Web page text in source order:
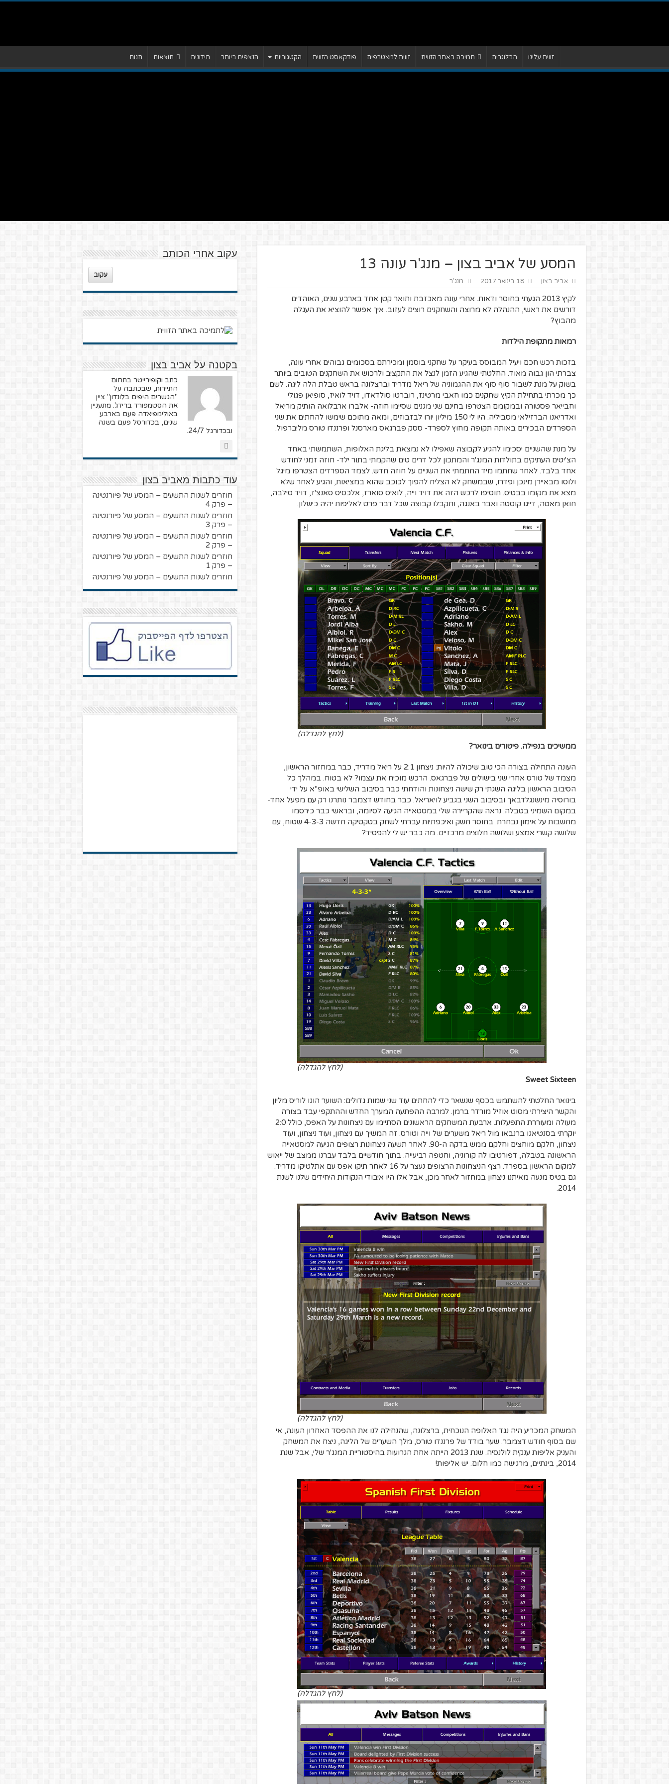
זווית עלינו הבלוגרים תמיכה באתר הזווית זווית למצטרפים פודקאסט הזווית הקטגוריות הנצפים ביותר חידונים תוצאות חנות
המסע של אביב בצון – מנג'ר עונה 13
אביב בצון 18 בינואר 2017 מנג'ר
לקיץ 2013 הגעתי בחוסר ודאות. אחרי עונה מאכזבת ותואר קטן אחד בארבע שנים, האוהדים
דורשים את ראשי, ההנהלה לא מרוצה והשחקנים רוצים לעזוב. איך אפשר להוציא את העגלה
מהבוץ?
רמאות מתקופת הילדות
בזכות רכש חכם ויעיל המבוסס בעיקר על שחקני בוסמן ומכירתם בסכומים גבוהים אחרי עונה,
צברתי הון גבוה מאוד. החלטתי שהגיע הזמן לנצל את התקציב ולרכוש את השחקנים הטובים ביותר
בשוק על מנת לשבור סוף סוף את ההגמוניה של ריאל מדריד וברצלונה בראש טבלת הלה ליגה. לשם
כך מכרתי בתחילת הקיץ שחקנים כמו חאבי מרטינז, רוברטו סולדאדו, דויד לואיז, סופיאן פגולי
וחבייאר פסטורה ובמקומם הצטרפו בחינם שני מגנים שסיימו חוזה- אלברו ארבלואה הותיק מריאל
ואדריאנו הברזילאי מסביליה. היו לי 150 מיליון יורו לבזבוזים, ומאה מתוכם שימשו להחתים את שני
הספרדים הבכירים באותה תקופה מחוץ לספרד- ססק פברגאס מארסנל ופרננדו טורס מליברפול.
על מנת שהשניים יסכימו להגיע לקבוצה שאפילו לא נמצאת בליגת האלופות, השתמשתי באחד
הצ'יטים העתיקים בתולדות המנג'ר והמתכון לכל דרים טים שהקמתי בתור ילד- חוזה זמני לחודש
אחד בלבד. לאחר שחתמו מיד החתמתי את השניים על חוזה חדש. לצמד הספרדים הצטרפו מיגל
ולוסו מבאיירן מינכן ופדרו, שבמשחק לא הצליח להפוך לכוכב שהוא במציאות, והגיע לאחר שלא
מצא את מקומו בבטיס. תוסיפו לרכש הזה את דויד וייה, לואיס סוארז, אלכסיס סאנצ'ז, דויד סילבה,
חואן מאטה, דייגו קוסטה ואבר באנגה, ותקבלו קבוצה שכל דבר פרט לאליפות יהיה כישלון.
(לחץ להגדלה)
ממשיכים בנפילה. פיטורים בינואר?
העונה התחילה בצורה הכי טוב שיכולה להיות: ניצחון 2:1 על ריאל מדריד, כבר במחזור הראשון,
מצמד של טורס אחרי שני בישולים של פברגאס. הרכש מוכיח את עצמו? לא בטוח. במהלך כל
הסיבוב הראשון בליגה השגתי רק שישה ניצחונות והודחתי כבר בסיבוב השלישי באופ"א על ידי
בורוסיה מינשנגלדבאך ובסיבוב השני בגביע לויאריאל. כבר בחודש דצמבר נותרנו רק עם מפעל אחד-
במקום השמיני בטבלה. נראה שהקריירה שלי במסטאייה הגיעה לסיומה, ובראשי כבר כירסמו
מחשבות על אימון נבחרת. בחוסר חשק ואיכפתיות עברתי לשחק בטקטיקה חדשה 4-3-3 שטוח, עם
שלושה קשרי אמצע ושלושה חלוצים מרכזיים. מה כבר יש לי להפסיד?
(לחץ להגדלה)
Sweet Sixteen
בינואר החלטתי להשתמש בכסף שנשאר כדי להחתים עוד שני שמות גדולים: השוער הוגו לוריס מליון
והקשר היצירתי מסוט אוזיל מורדר ברמן. למרבה ההפתעה המערך החדש וההתקפי עבד בצורה
מעולה ומעוררת התפעלות. ארבעת המשחקים הראשונים הסתיימו עם ניצחונות על האפס, כולל 2:0
יוקרתי בסנטיאגו ברנבאו מול ריאל משערים של וייה וטורס. זה המשיך עם ניצחון, ועוד ניצחון, ועוד
ניצחון, חלקם מוחצים וחלקם ממש בדקה ה-90. לאחר תשעה ניצחונות רצופים הגיעה למסטאייה
הראשונה בטבלה, דפורטיבו לה קורוניה, וחטפה רביעייה. בתוך חודשיים בלבד עברנו ממצב של ייאוש
למקום הראשון בספרד. רצף הניצחונות הרצופים נעצר על 16 לאחר תיקו אפס עם אתלטיקו מדריד.
גם בטיס מנעה מאיתנו ניצחון במחזור לאחר מכן, אבל אלו היו איבודי הנקודות היחידים שלנו לשנת
2014.
(לחץ להגדלה)
המשחק המכריע היה נגד האלופה הנוכחית, ברצלונה, שהנחילה לנו את ההפסד האחרון העונה, אי
שם בסוף חודש דצמבר. שער בודד של פרננדו טורס, מלך השערים של הליגה, ניצח את המשחק
והעניק אליפות ענקית לולנסיה. שנת 2013 הייתה אחת הגרועות בהיסטוריית המנג'ר שלי, אבל שנת
2014, בינתיים, מרגישה כמו חלום. יש אליפות!
(לחץ להגדלה)
עקוב אחרי הכותב
עקוב
בקטנה על אביב בצון
כתב וקופירייטר בתחום
התיירות, שבכתבה על
"הגשרים היפים בלונדון" ציין
את הסטמפורד ברידג'. מתעניין
באולימפיאדה פעם בארבע
שנים, בכדורסל פעם בשנה
ובכדורגל 24/7.
עוד כתבות מאביב בצון
חוזרים לשנות התשעים – המסע של פיורנטינה
– פרק 4
חוזרים לשנות התשעים – המסע של פיורנטינה
– פרק 3
חוזרים לשנות התשעים – המסע של פיורנטינה
– פרק 2
חוזרים לשנות התשעים – המסע של פיורנטינה
– פרק 1
חוזרים לשנות התשעים – המסע של פיורנטינה